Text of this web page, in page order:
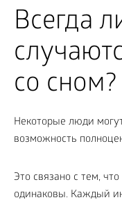
Всегда
со сном?
Некоторые люди
возможность
Это связано с тем,
одинаковы. Каждый